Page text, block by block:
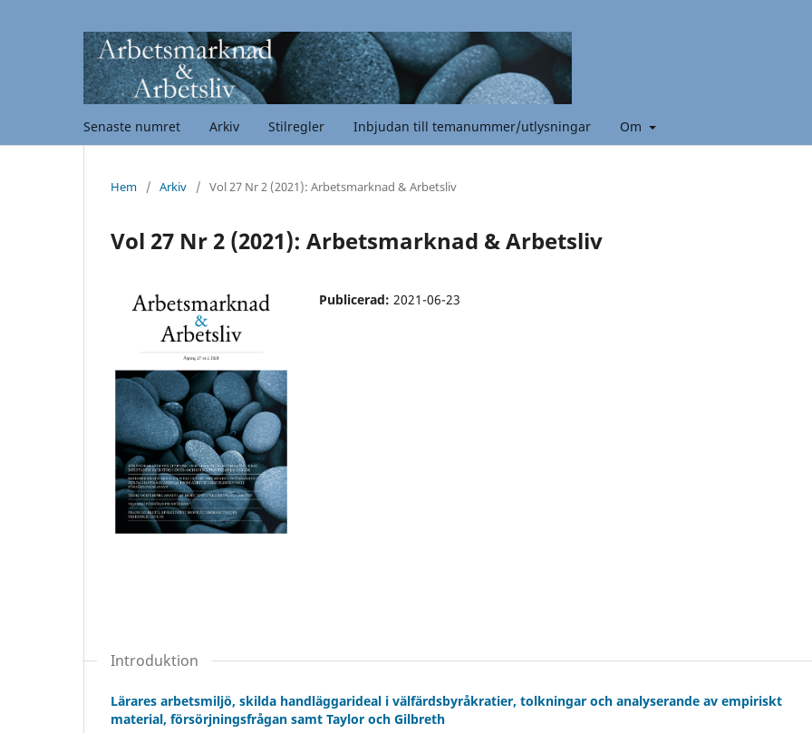
Senaste numret Arkiv Stilregler Inbjudan till temanummer/utlysningar Om
Hem / Arkiv / Vol 27 Nr 2 (2021): Arbetsmarknad & Arbetsliv
Vol 27 Nr 2 (2021): Arbetsmarknad & Arbetsliv
Publicerad: 2021-06-23
Introduktion
Lärares arbetsmiljö, skilda handläggarideal i välfärdsbyråkratier, tolkningar och analyserande av empiriskt
material, försörjningsfrågan samt Taylor och Gilbreth